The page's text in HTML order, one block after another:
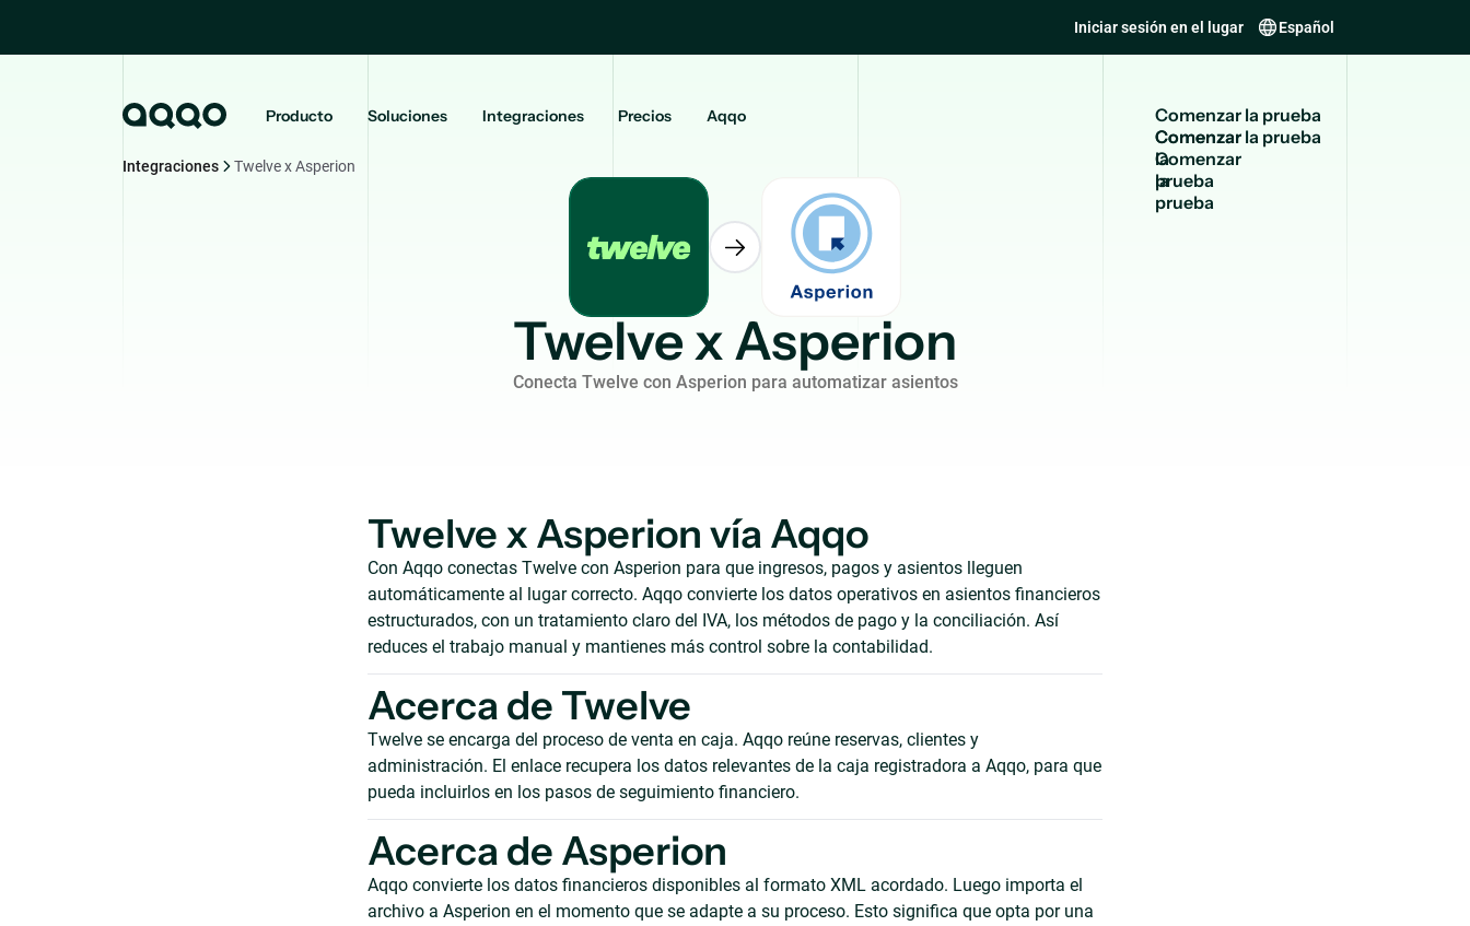
Iniciar sesión en el lugar Español
Producto Soluciones Integraciones Precios Aqqo Comenzarla prueba
Comenzar
la
prueba
Integraciones Twelve x Asperion
Twelve x Asperion
Conecta Twelve con Asperion para automatizar asientos
Twelve x Asperion vía Aqqo
Con Aqqo conectas Twelve con Asperion para que ingresos, pagos y asientos lleguen
automáticamente al lugar correcto. Aqqo convierte los datos operativos en asientos financieros
estructurados, con un tratamiento claro del IVA, los métodos de pago y la conciliación. Así
reduces el trabajo manual y mantienes más control sobre la contabilidad.
Acerca de Twelve
Twelve se encarga del proceso de venta en caja. Aqqo reúne reservas, clientes y
administración. El enlace recupera los datos relevantes de la caja registradora a Aqqo, para que
pueda incluirlos en los pasos de seguimiento financiero.
Acerca de Asperion
Aqqo convierte los datos financieros disponibles al formato XML acordado. Luego importa el
archivo a Asperion en el momento que se adapte a su proceso. Esto significa que opta por una